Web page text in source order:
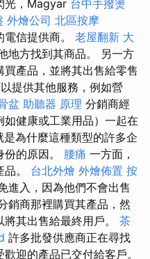
光，Magyar 台中手撥燙
外燴公司 北區按摩
信提供商。 老屋翻新 大
地方找到其商品。 另一方
產品，並將其出售給零售
提供其他服務，例如營
盆 助聽器 原理 分銷商經
健康或工業用品）一起在
是為什麼這種類型的許多企
的原因。 腰痛 一方面，
。 台北外燴 外燴佈置 按
進入，因為他們不會出售
銷商那裡購買其產品，然
其出售給最終用戶。 茶
許多批發供應商正在尋找
迎的產品已交付給客戶。